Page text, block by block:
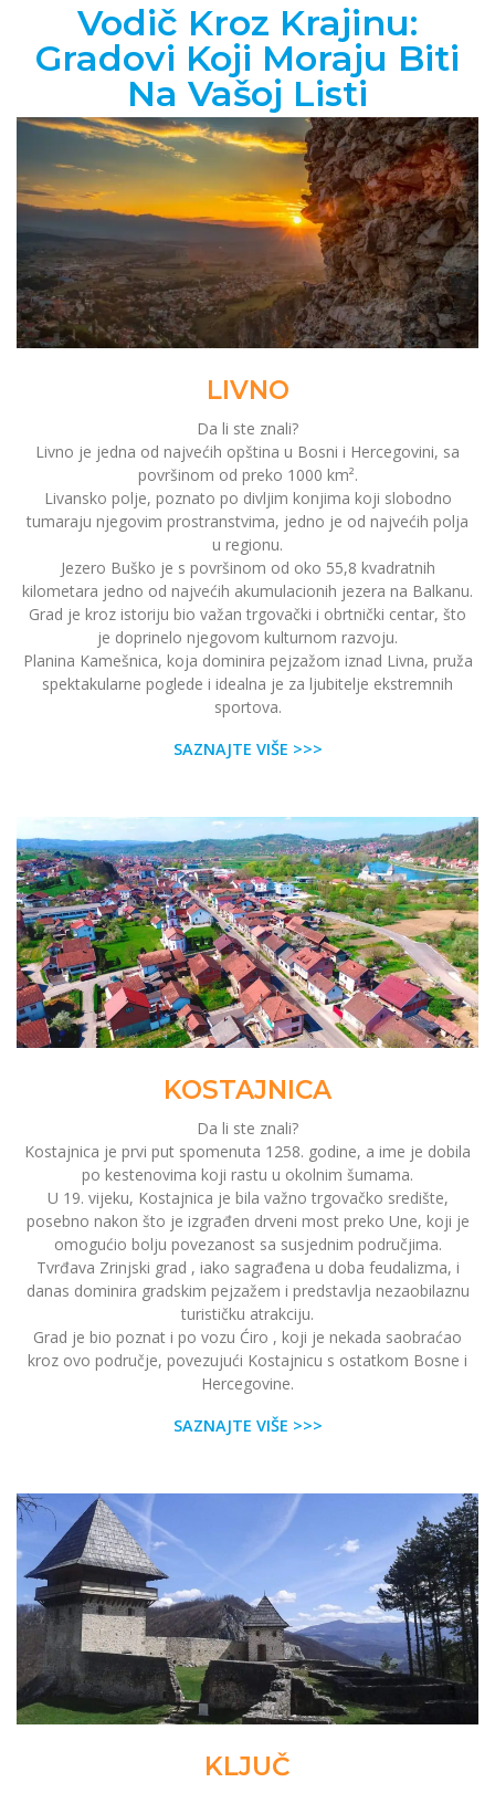
Vodič Kroz Krajinu:
Gradovi Koji Moraju Biti
Na Vašoj Listi
LIVNO
Da li ste znali?
Livno je jedna od najvećih opština u Bosni i Hercegovini, sa
površinom od preko 1000 km².
Livansko polje, poznato po divljim konjima koji slobodno
tumaraju njegovim prostranstvima, jedno je od najvećih polja
u regionu.
Jezero Buško je s površinom od oko 55,8 kvadratnih
kilometara jedno od najvećih akumulacionih jezera na Balkanu.
Grad je kroz istoriju bio važan trgovački i obrtnički centar, što
je doprinelo njegovom kulturnom razvoju.
Planina Kamešnica, koja dominira pejzažom iznad Livna, pruža
spektakularne poglede i idealna je za ljubitelje ekstremnih
sportova.
SAZNAJTE VIŠE >>>
KOSTAJNICA
Da li ste znali?
Kostajnica je prvi put spomenuta 1258. godine, a ime je dobila
po kestenovima koji rastu u okolnim šumama.
U 19. vijeku, Kostajnica je bila važno trgovačko središte,
posebno nakon što je izgrađen drveni most preko Une, koji je
omogućio bolju povezanost sa susjednim područjima.
Tvrđava Zrinjski grad , iako sagrađena u doba feudalizma, i
danas dominira gradskim pejzažem i predstavlja nezaobilaznu
turističku atrakciju.
Grad je bio poznat i po vozu Ćiro , koji je nekada saobraćao
kroz ovo područje, povezujući Kostajnicu s ostatkom Bosne i
Hercegovine.
SAZNAJTE VIŠE >>>
KLJUČ